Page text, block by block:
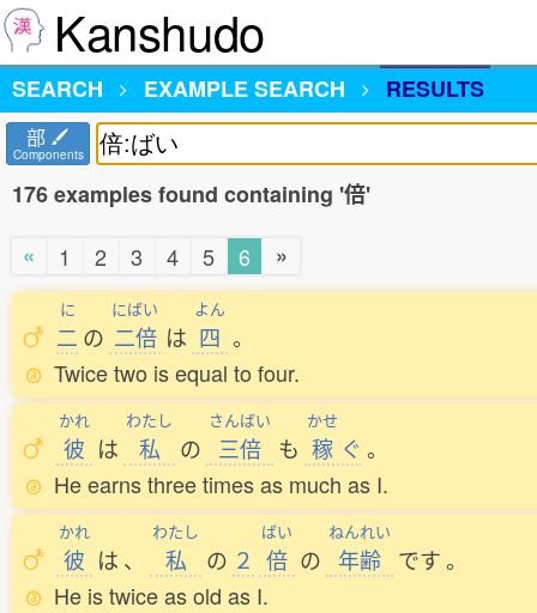
Kanshudo
SEARCH
EXAMPLE SEARCH RESULTS
部
Components
176 examples found containing '倍'
«
1 2 3 4 5 6 »
に
二 の
にばい
二倍 は
よん
四 。
Twice two is equal to four.
かれ
彼 は
わたし
私 の
さんばい
三倍 も
かせ
稼 ぐ 。
He earns three times as much as I.
かれ
彼 は 、
わたし
私 の ２
ばい
倍 の
ねんれい
年齢 です。
He is twice as old as I.